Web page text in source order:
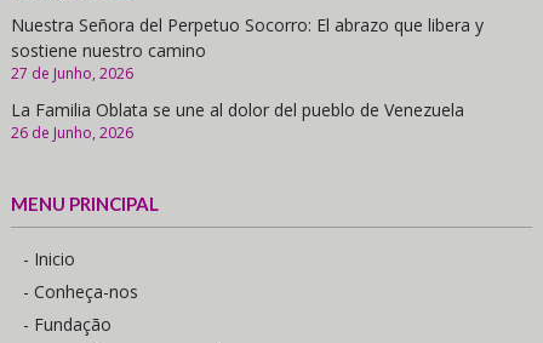
Nuestra Señora del Perpetuo Socorro: El abrazo que libera y
sostiene nuestro camino
27 de Junho, 2026
La Familia Oblata se une al dolor del pueblo de Venezuela
26 de Junho, 2026
MENU PRINCIPAL
- Inicio
- Conheça-nos
- Fundação